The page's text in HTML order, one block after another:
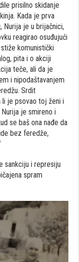
prisilno skidanje
Kada je prva
Nurija je u brijačnici,
reagirao osuđujući
komunistički
pita i o akciji
teče, ali da je
i nipodaštavanjem
Srdit
je psovao toj ženi i
je smireno i
se baš ona nađe da
bez feredže,
sankciju i represiju
spram